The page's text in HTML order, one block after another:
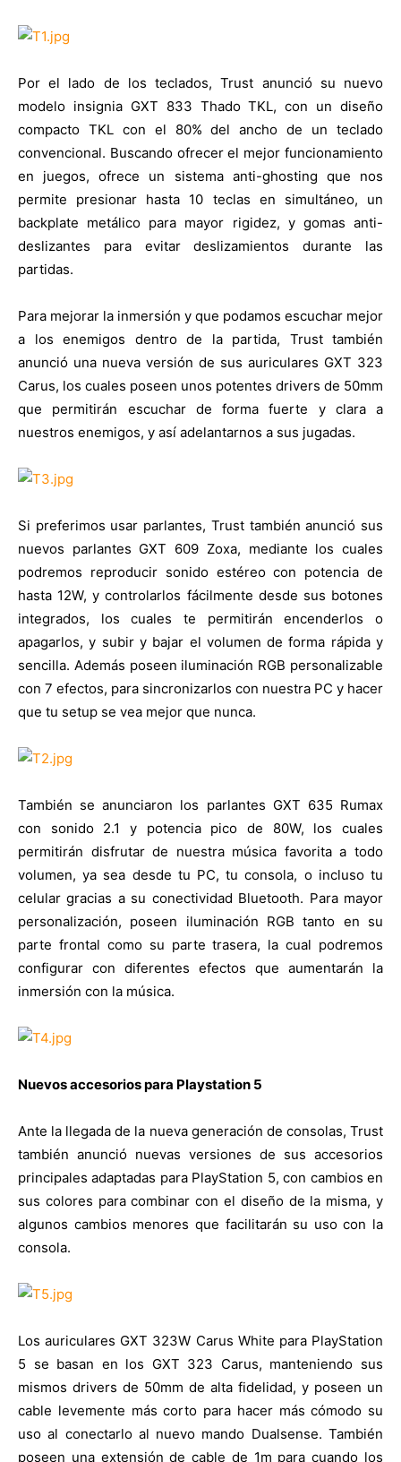
Por el lado de los teclados, Trust anunció su nuevo
modelo insignia GXT 833 Thado TKL, con un diseño
compacto TKL con el 80% del ancho de un teclado
convencional. Buscando ofrecer el mejor funcionamiento
en juegos, ofrece un sistema anti-ghosting que nos
permite presionar hasta 10 teclas en simultáneo, un
backplate metálico para mayor rigidez, y gomas anti-
deslizantes para evitar deslizamientos durante las
partidas.
Para mejorar la inmersión y que podamos escuchar mejor
a los enemigos dentro de la partida, Trust también
anunció una nueva versión de sus auriculares GXT 323
Carus, los cuales poseen unos potentes drivers de 50mm
que permitirán escuchar de forma fuerte y clara a
nuestros enemigos, y así adelantarnos a sus jugadas.
Si preferimos usar parlantes, Trust también anunció sus
nuevos parlantes GXT 609 Zoxa, mediante los cuales
podremos reproducir sonido estéreo con potencia de
hasta 12W, y controlarlos fácilmente desde sus botones
integrados, los cuales te permitirán encenderlos o
apagarlos, y subir y bajar el volumen de forma rápida y
sencilla. Además poseen iluminación RGB personalizable
con 7 efectos, para sincronizarlos con nuestra PC y hacer
que tu setup se vea mejor que nunca.
También se anunciaron los parlantes GXT 635 Rumax
con sonido 2.1 y potencia pico de 80W, los cuales
permitirán disfrutar de nuestra música favorita a todo
volumen, ya sea desde tu PC, tu consola, o incluso tu
celular gracias a su conectividad Bluetooth. Para mayor
personalización, poseen iluminación RGB tanto en su
parte frontal como su parte trasera, la cual podremos
configurar con diferentes efectos que aumentarán la
inmersión con la música.
Nuevos accesorios para Playstation 5
Ante la llegada de la nueva generación de consolas, Trust
también anunció nuevas versiones de sus accesorios
principales adaptadas para PlayStation 5, con cambios en
sus colores para combinar con el diseño de la misma, y
algunos cambios menores que facilitarán su uso con la
consola.
Los auriculares GXT 323W Carus White para PlayStation
5 se basan en los GXT 323 Carus, manteniendo sus
mismos drivers de 50mm de alta fidelidad, y poseen un
cable levemente más corto para hacer más cómodo su
uso al conectarlo al nuevo mando Dualsense. También
poseen una extensión de cable de 1m para cuando los